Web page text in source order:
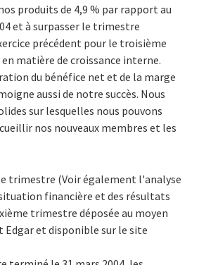
produits de 4,9 % par rapport au
et à surpasser le trimestre
précédent pour le troisième
matière de croissance interne.
du bénéfice net et de la marge
aussi de notre succès. Nous
sur lesquelles nous pouvons
nos nouveaux membres et les
trimestre (Voir également l'analyse
financière et des résultats
trimestre déposée au moyen
Edgar et disponible sur le site